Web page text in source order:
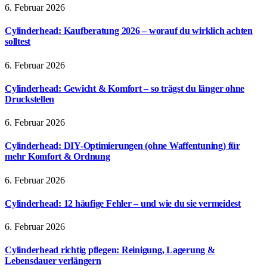
6. Februar 2026
Cylinderhead: Kaufberatung 2026 – worauf du wirklich achten
solltest
6. Februar 2026
Cylinderhead: Gewicht & Komfort – so trägst du länger ohne
Druckstellen
6. Februar 2026
Cylinderhead: DIY-Optimierungen (ohne Waffentuning) für
mehr Komfort & Ordnung
6. Februar 2026
Cylinderhead: 12 häufige Fehler – und wie du sie vermeidest
6. Februar 2026
Cylinderhead richtig pflegen: Reinigung, Lagerung &
Lebensdauer verlängern